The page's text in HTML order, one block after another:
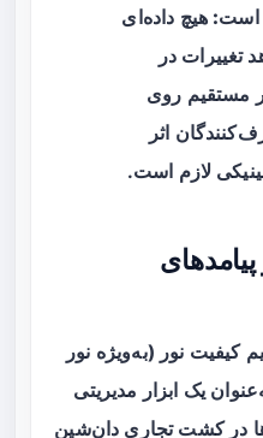
است: هیچ داده‌ای
تغییرات در
مستقیم روی
اثر
لازم است.
کیفیت نور (به‌ویژه نور
یک ابزار مدیریتی
در کشت تجاری دان‌شین